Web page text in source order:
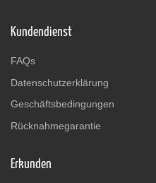
Kundendienst
FAQs
Datenschutzerklärung
Geschäftsbedingungen
Rücknahmegarantie
Erkunden